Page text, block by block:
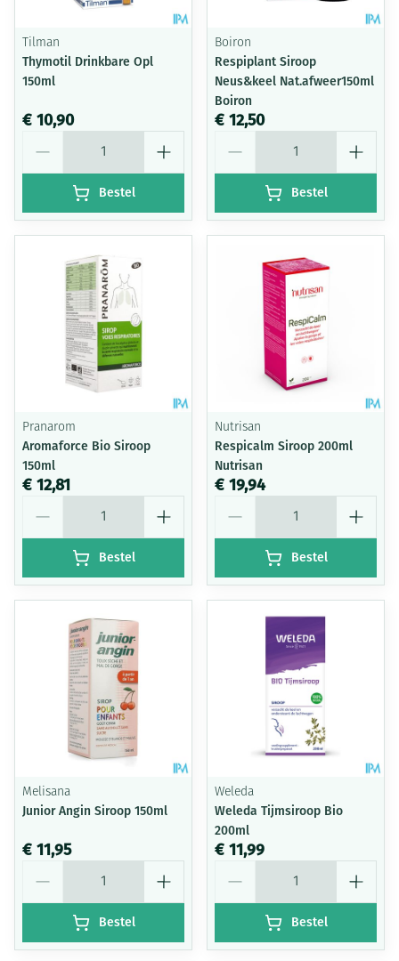
Tilman
Thymotil Drinkbare Opl
150ml
€ 10,90
Bestel
Boiron
Respiplant Siroop
Neus&keel Nat.afweer150ml
Boiron
€ 12,50
Bestel
Pranarom
Aromaforce Bio Siroop
150ml
€ 12,81
Bestel
Nutrisan
Respicalm Siroop 200ml
Nutrisan
€ 19,94
Bestel
Melisana
Junior Angin Siroop 150ml
€ 11,95
Bestel
Weleda
Weleda Tijmsiroop Bio
200ml
€ 11,99
Bestel